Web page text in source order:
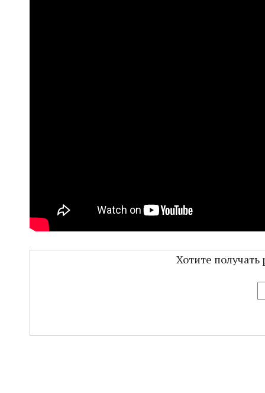
Хотите